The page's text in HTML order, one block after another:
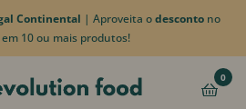
Continental | Aproveita odesconto no
10 ou mais produtos!
0